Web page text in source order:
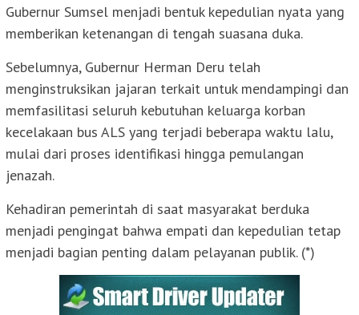
Gubernur Sumsel menjadi bentuk kepedulian nyata yang
memberikan ketenangan di tengah suasana duka.
Sebelumnya, Gubernur Herman Deru telah
menginstruksikan jajaran terkait untuk mendampingi dan
memfasilitasi seluruh kebutuhan keluarga korban
kecelakaan bus ALS yang terjadi beberapa waktu lalu,
mulai dari proses identifikasi hingga pemulangan
jenazah.
Kehadiran pemerintah di saat masyarakat berduka
menjadi pengingat bahwa empati dan kepedulian tetap
menjadi bagian penting dalam pelayanan publik. (*)